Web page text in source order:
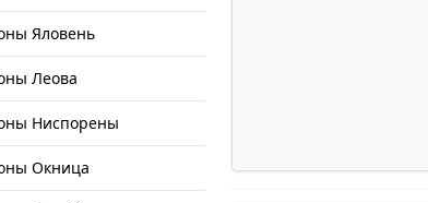
Яловень
Леова
Ниспорены
Окница